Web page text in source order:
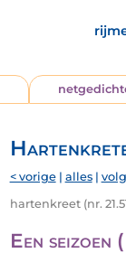
< vorige| alles|
hartenkreet (nr.
Een seizoen